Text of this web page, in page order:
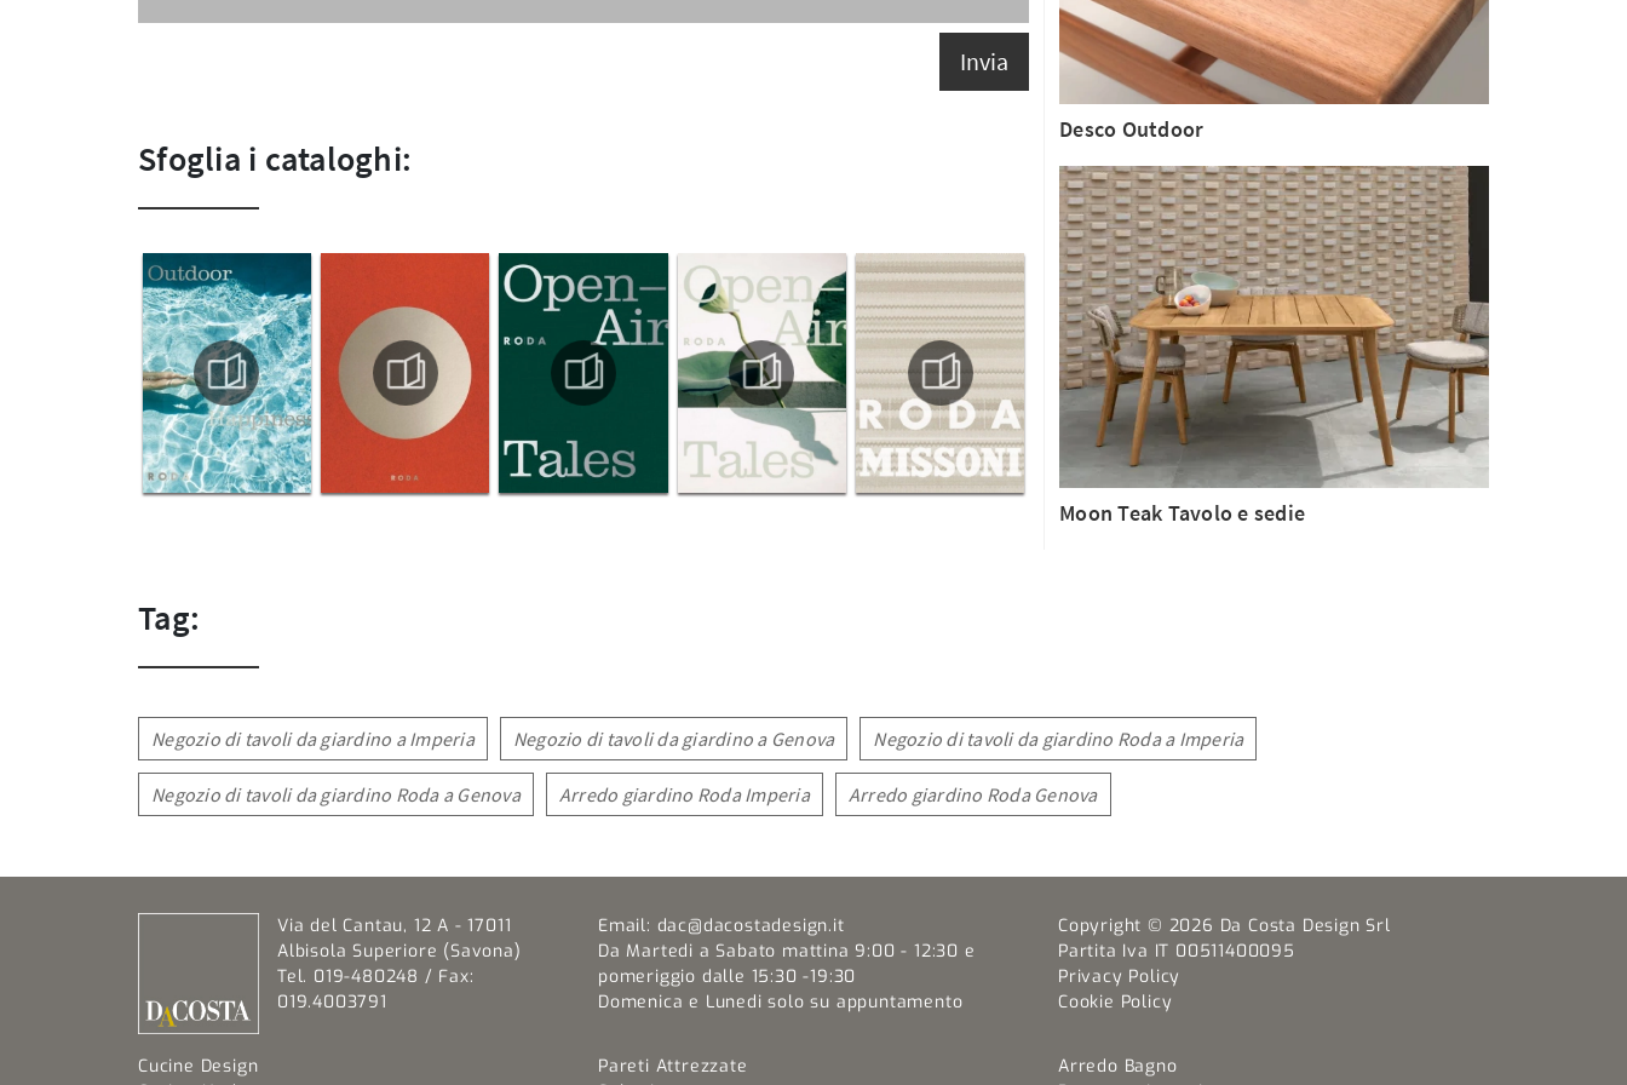
Invia
Sfoglia i cataloghi:
Desco Outdoor
Moon Teak Tavolo e sedie
Tag:
Negozio di tavoli da giardino a Imperia Negozio di tavoli da giardino a Genova Negozio di tavoli da giardino Roda a Imperia
Negozio di tavoli da giardino Roda a Genova Arredo giardino Roda Imperia Arredo giardino Roda Genova
Via del Cantau, 12 A - 17011
Albisola Superiore (Savona)
Tel. 019-480248 / Fax:
019.4003791
Email: dac@dacostadesign.it
Da Martedi a Sabato mattina 9:00 - 12:30 e
pomeriggio dalle 15:30 -19:30
Domenica e Lunedi solo su appuntamento
Copyright © 2026 Da Costa Design Srl
Partita Iva IT 00511400095
Privacy Policy
Cookie Policy
Cucine Design
Pareti Attrezzate
Arredo Bagno